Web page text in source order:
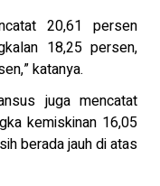
20,61 persen
18,25 persen,
katanya.
juga mencatat
kemiskinan 16,05
berada jauh di atas